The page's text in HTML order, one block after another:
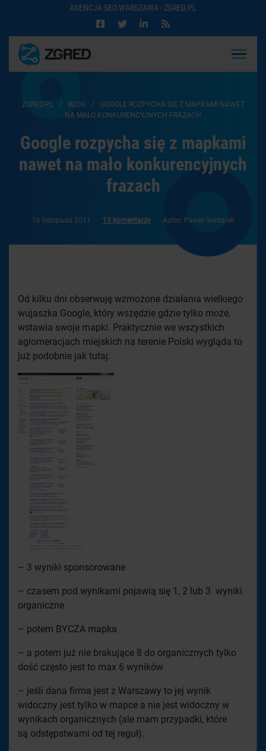
AGENCJA SEO WARSZAWA - ZGRED.PL
ZGRED.PL / BLOG /
GOOGLE ROZPYCHA SIĘ Z MAPKAMI NAWET
NA MAŁO KONKURENCYJNYCH FRAZACH
Google rozpycha się z mapkami
nawet na mało konkurencyjnych
frazach
16 listopada 2011 13 komentarzy Autor: Paweł Gontarek
Od kilku dni obserwuję wzmożone działania wielkiego
wujaszka Google, który wszędzie gdzie tylko może,
wstawia swoje mapki. Praktycznie we wszystkich
aglomeracjach miejskich na terenie Polski wygląda to
już podobnie jak tutaj:
– 3 wyniki sponsorowane
– czasem pod wynikami pojawią się 1, 2 lub 3 wyniki
organiczne
– potem BYCZA mapka
– a potem już nie brakujące 8 do organicznych tylko
dość często jest to max 6 wyników
– jeśli dana firma jest z Warszawy to jej wynik
widoczny jest tylko w mapce a nie jest widoczny w
wynikach organicznych (ale mam przypadki, które
są odstępstwami od tej reguł).